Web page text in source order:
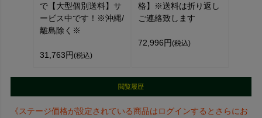
で【大型個別送料】サ
ービス中です！※沖縄/
離島除く※
31,763円(税込)
格】※送料は折り返し
ご連絡致します
72,996円(税込)
閲覧履歴
《ステージ価格が設定されている商品はログインするとさらにお